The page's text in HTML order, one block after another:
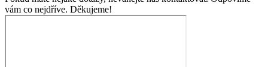
vám co nejdříve. Děkujeme!